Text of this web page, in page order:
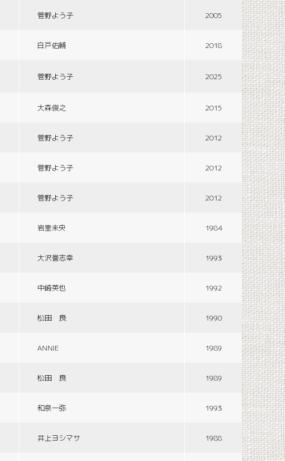
菅野よう子 2005
白戸佑輔 2018
菅野よう子 2025
大森俊之 2015
菅野よう子 2012
菅野よう子 2012
菅野よう子 2012
岩里未央 1984
大沢誉志幸 1993
中崎英也 1992
松田 良 1990
ANNIE 1989
松田 良 1989
和泉一弥 1993
井上ヨシマサ 1988